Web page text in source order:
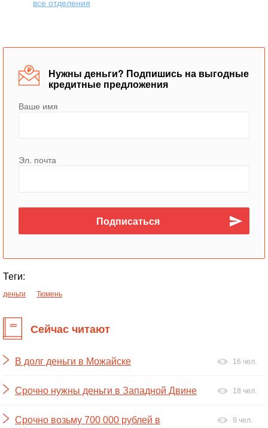
все отделения
Нужны деньги? Подпишись на выгодные
кредитные предложения
Ваше имя
Эл. почта
Теги:
деньги Тюмень
Сейчас читают
В долг деньги в Можайске 16 чел.
Срочно нужны деньги в Западной Двине 18 чел.
Срочно возьму 700 000 рублей в 9 чел.